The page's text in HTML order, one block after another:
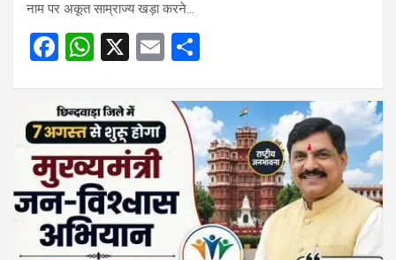
नाम पर अकूत साम्राज्य खड़ा करने…
F
ce
b
o
o
k
W
at
s
A
p
p
X
E
ail ar
e